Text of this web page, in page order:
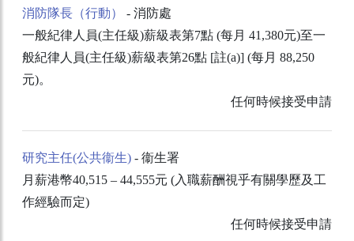
消防隊長（行動）
- 消防處
一般紀律人員(主任級)薪級表第7點 (每月 41,380元)至一
般紀律人員(主任級)薪級表第26點 [註(a)] (每月 88,250
元)。
任何時候接受申請
研究主任(公共衞生) - 衞生署
月薪港幣40,515 – 44,555元 (入職薪酬視乎有關學歷及工
作經驗而定)
任何時候接受申請